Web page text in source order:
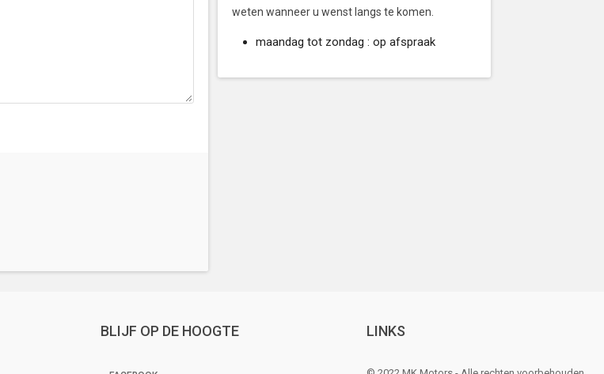
weten wanneer u wenst langs te komen.
maandag tot zondag : op afspraak
BLIJF OP DE HOOGTE LINKS